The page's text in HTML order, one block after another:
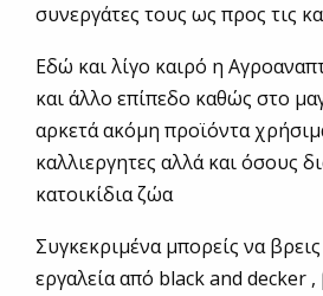
συνεργάτες τους ως προς τις
Εδώ και λίγο καιρό η
και άλλο επίπεδο καθώς στο
αρκετά ακόμη προϊόντα
καλλιεργητες αλλά και όσους
κατοικίδια ζώα
Συγκεκριμένα μπορείς να
εργαλεία από black and decker ,